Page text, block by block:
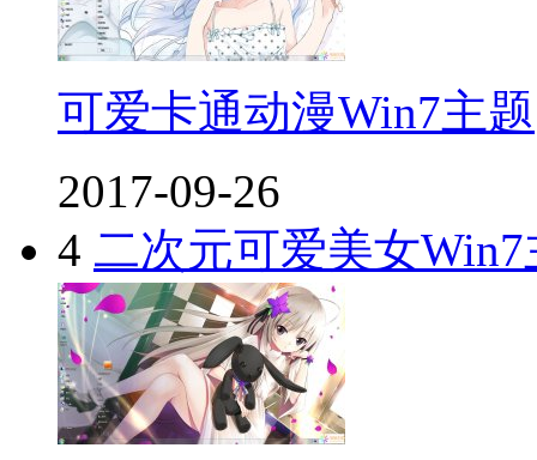
可爱卡通动漫Win7主题
2017-09-26
4 二次元可爱美女Win7